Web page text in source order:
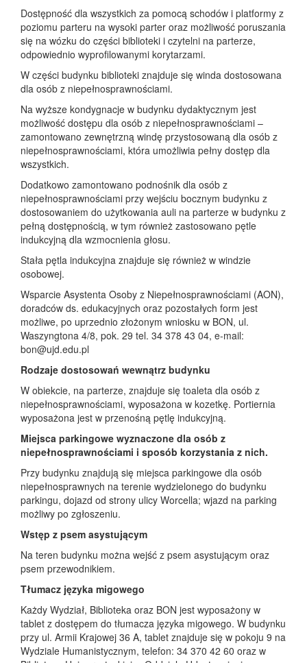
Dostępność dla wszystkich za pomocą schodów i platformy z
poziomu parteru na wysoki parter oraz możliwość poruszania
się na wózku do części biblioteki i czytelni na parterze,
odpowiednio wyprofilowanymi korytarzami.
W części budynku biblioteki znajduje się winda dostosowana
dla osób z niepełnosprawnościami.
Na wyższe kondygnacje w budynku dydaktycznym jest
możliwość dostępu dla osób z niepełnosprawnościami –
zamontowano zewnętrzną windę przystosowaną dla osób z
niepełnosprawnościami, która umożliwia pełny dostęp dla
wszystkich.
Dodatkowo zamontowano podnośnik dla osób z
niepełnosprawnościami przy wejściu bocznym budynku z
dostosowaniem do użytkowania auli na parterze w budynku z
pełną dostępnością, w tym również zastosowano pętle
indukcyjną dla wzmocnienia głosu.
Stała pętla indukcyjna znajduje się również w windzie
osobowej.
Wsparcie Asystenta Osoby z Niepełnosprawnościami (AON),
doradców ds. edukacyjnych oraz pozostałych form jest
możliwe, po uprzednio złożonym wniosku w BON, ul.
Waszyngtona 4/8, pok. 29 tel. 34 378 43 04, e-mail:
bon@ujd.edu.pl
Rodzaje dostosowań wewnątrz budynku
W obiekcie, na parterze, znajduje się toaleta dla osób z
niepełnosprawnościami, wyposażona w kozetkę. Portiernia
wyposażona jest w przenośną pętlę indukcyjną.
Miejsca parkingowe wyznaczone dla osób z
niepełnosprawnościami i sposób korzystania z nich.
Przy budynku znajdują się miejsca parkingowe dla osób
niepełnosprawnych na terenie wydzielonego do budynku
parkingu, dojazd od strony ulicy Worcella; wjazd na parking
możliwy po zgłoszeniu.
Wstęp z psem asystującym
Na teren budynku można wejść z psem asystującym oraz
psem przewodnikiem.
Tłumacz języka migowego
Każdy Wydział, Biblioteka oraz BON jest wyposażony w
tablet z dostępem do tłumacza języka migowego. W budynku
przy ul. Armii Krajowej 36 A, tablet znajduje się w pokoju 9 na
Wydziale Humanistycznym, telefon: 34 370 42 60 oraz w